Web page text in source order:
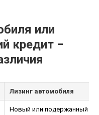
или
кредит -
Лизинг автомобиля
Новый или подержанный